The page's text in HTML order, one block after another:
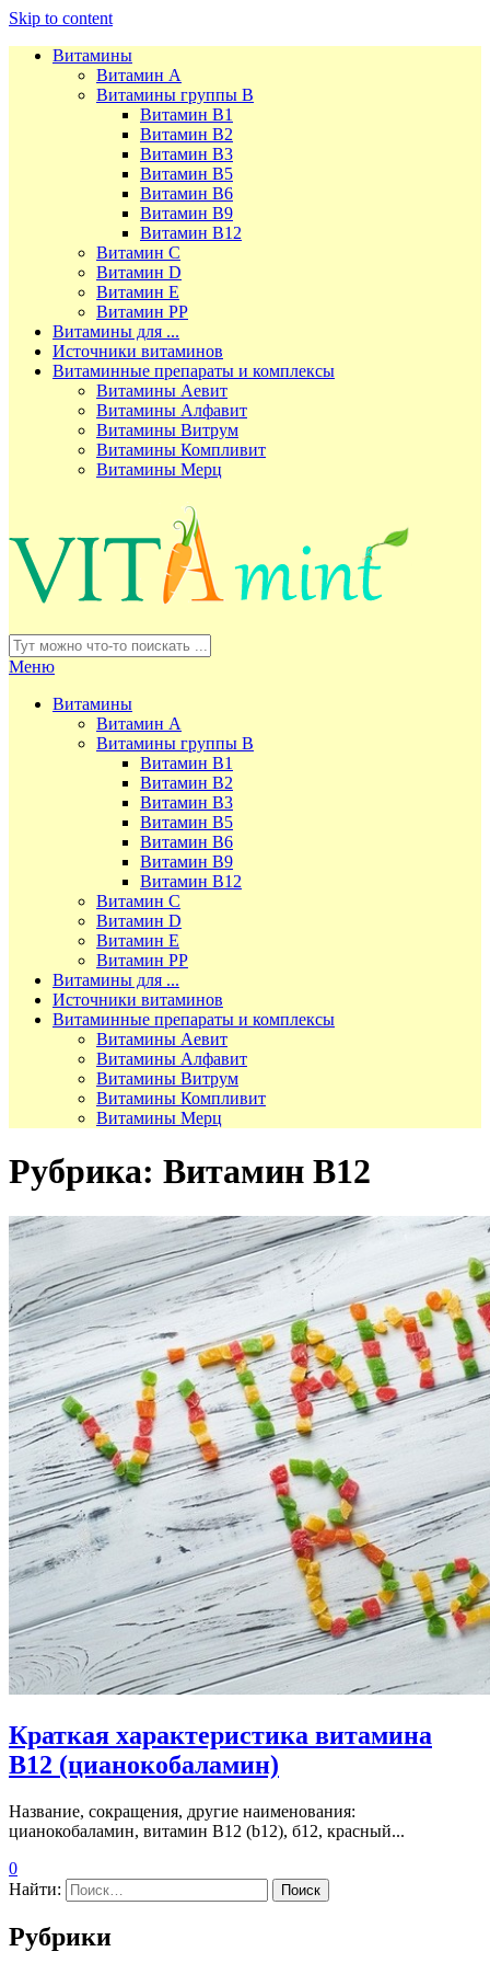
Skip to content
Витамины
Витамин А
Витамины группы В
Витамин В1
Витамин В2
Витамин В3
Витамин В5
Витамин В6
Витамин В9
Витамин В12
Витамин С
Витамин D
Витамин Е
Витамин РР
Витамины для ...
Источники витаминов
Витаминные препараты и комплексы
Витамины Аевит
Витамины Алфавит
Витамины Витрум
Витамины Компливит
Витамины Мерц
Меню
Витамины
Витамин А
Витамины группы В
Витамин В1
Витамин В2
Витамин В3
Витамин В5
Витамин В6
Витамин В9
Витамин В12
Витамин С
Витамин D
Витамин Е
Витамин РР
Витамины для ...
Источники витаминов
Витаминные препараты и комплексы
Витамины Аевит
Витамины Алфавит
Витамины Витрум
Витамины Компливит
Витамины Мерц
Рубрика: Витамин В12
Краткая характеристика витамина
В12 (цианокобаламин)
Название, сокращения, другие наименования:
цианокобаламин, витамин B12 (b12), б12, красный...
0
Найти:
Рубрики